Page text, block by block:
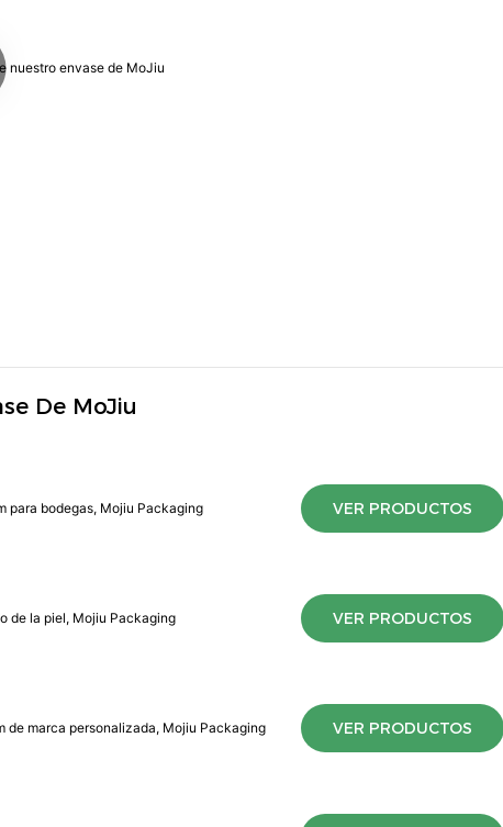
De MoJiu
para bodegas, Mojiu Packaging VER PRODUCTOS
de la piel, Mojiu Packaging VER PRODUCTOS
de marca personalizada, Mojiu Packaging VER PRODUCTOS